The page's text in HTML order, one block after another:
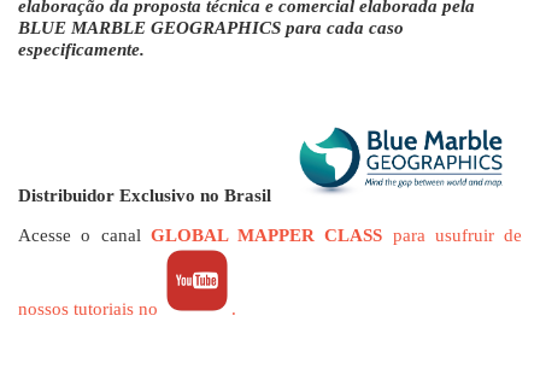
elaboração da proposta técnica e comercial elaborada pela
BLUE MARBLE GEOGRAPHICS para cada caso
especificamente.
Distribuidor Exclusivo no Brasil
Acesse o canal GLOBAL MAPPER CLASS para usufruir de
nossos tutoriais no .